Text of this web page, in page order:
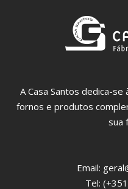
A Casa Santos dedica-
fornos e produtos
sua
Email:
Tel: